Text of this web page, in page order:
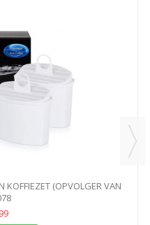
KOFFIEZET (OPVOLGER VAN